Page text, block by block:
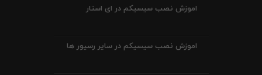
اموزش نصب سیسیکم در ای استار
اموزش نصب سیسیکم در سایر رسیور ها